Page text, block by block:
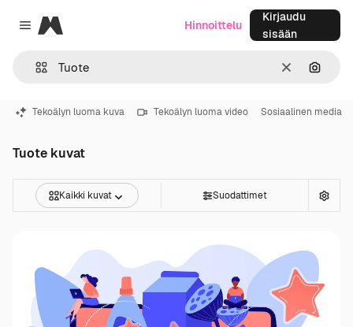
Close menu
Magnific
SelkeäHae
Hinnoittelu
Kirjaudu
sisään
Tekoälyn luoma kuva Tekoälyn luoma video Sosiaalinen media
Tuote kuvat
Kaikki kuvat Suodattimet